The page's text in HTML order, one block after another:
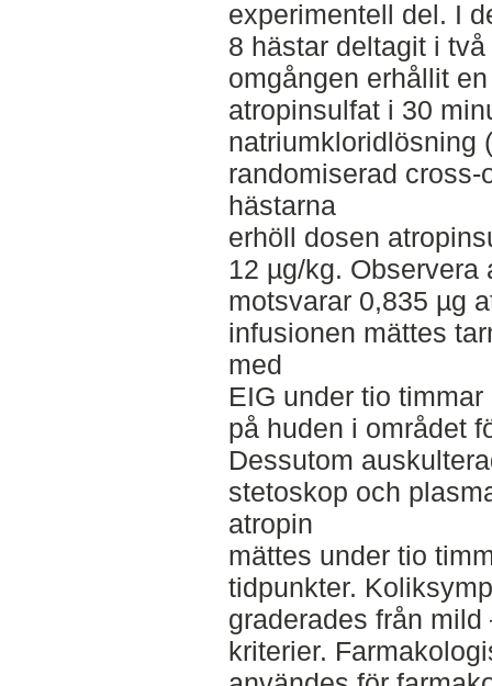
experimentell del. I
8 hästar deltagit i
omgången erhållit
atropinsulfat i 30
natriumkloridlösning
randomiserad
hästarna
erhöll dosen
12 µg/kg. Observera
motsvarar 0,835 µg
infusionen mättes
med
EIG under tio
på huden i området
Dessutom
stetoskop och
atropin
mättes under tio
tidpunkter.
graderades från
kriterier.